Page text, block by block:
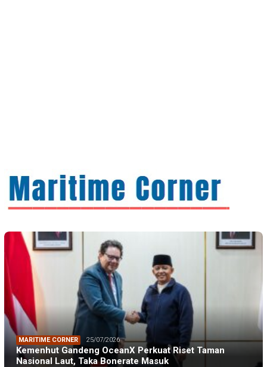
MARITIME CORNER 25/07/2026
Kemenhut Gandeng OceanX Perkuat Riset Taman
Nasional Laut, Taka Bonerate Masuk